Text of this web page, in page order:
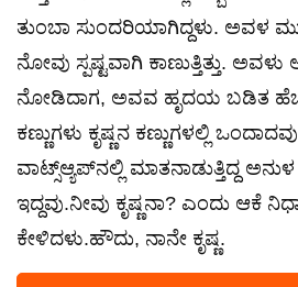
ತುಂಬಾ ಸುಂದರಿಯಾಗಿದ್ದಳು. ಅವಳ
ನೋವು ಸ್ಪಷ್ಟವಾಗಿ ಕಾಣುತ್ತಿತ್ತು.
ನೋಡಿದಾಗ, ಅವವ ಹೃದಯ ಬಡಿತ
ಕಣ್ಣುಗಳು ಕೃಷ್ಣನ ಕಣ್ಣುಗಳಲ್ಲಿ
ವಾಟ್ಸ್ಆ್ಯಪ್‌ನಲ್ಲಿ ಮಾತನಾಡುತ್ತಿದ್ದ
ಇದ್ದವು.ನೀವು ಕೃಷ್ಣನಾ? ಎಂದು ಆಕೆ
ಕೇಳಿದಳು.ಹೌದು, ನಾನೇ ಕೃಷ್ಣ.